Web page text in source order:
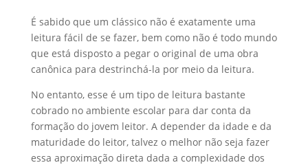
É sabido que um clássico não é exatamente uma
leitura fácil de se fazer, bem como não é todo mundo
que está disposto a pegar o original de uma obra
canônica para destrinchá-la por meio da leitura.
No entanto, esse é um tipo de leitura bastante
cobrado no ambiente escolar para dar conta da
formação do jovem leitor. A depender da idade e da
maturidade do leitor, talvez o melhor não seja fazer
essa aproximação direta dada a complexidade dos